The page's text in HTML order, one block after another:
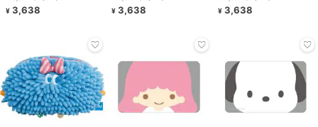
¥ 3,638
¥ 3,638
¥ 3,638